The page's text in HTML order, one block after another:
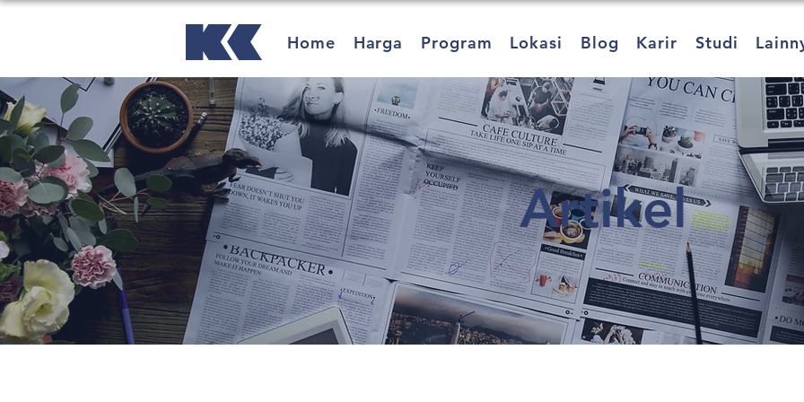
Home Harga Program Lokasi Blog Karir Studi
Artikel